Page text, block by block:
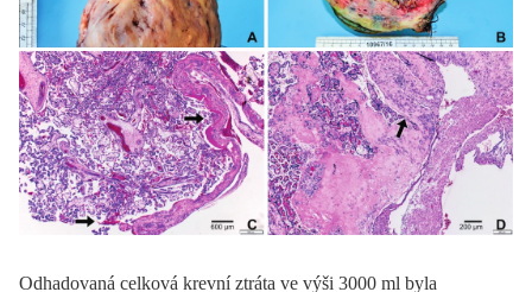
Odhadovaná celková krevní ztráta ve výši 3000 ml byla